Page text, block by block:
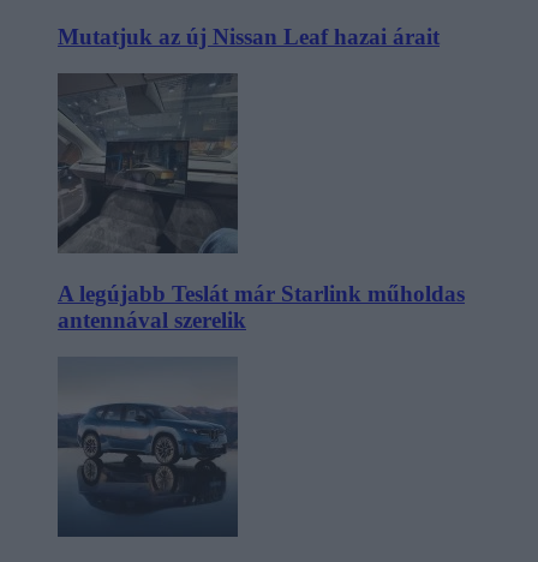
Mutatjuk az új Nissan Leaf hazai árait
A legújabb Teslát már Starlink műholdas
antennával szerelik